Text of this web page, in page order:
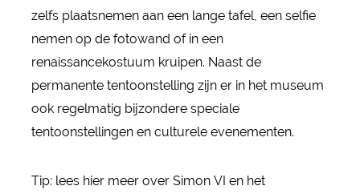
zelfs plaatsnemen aan een lange tafel, een selfie
nemen op de fotowand of in een
renaissancekostuum kruipen. Naast de
permanente tentoonstelling zijn er in het museum
ook regelmatig bijzondere speciale
tentoonstellingen en culturele evenementen.
Tip: lees hier meer over Simon VI en het